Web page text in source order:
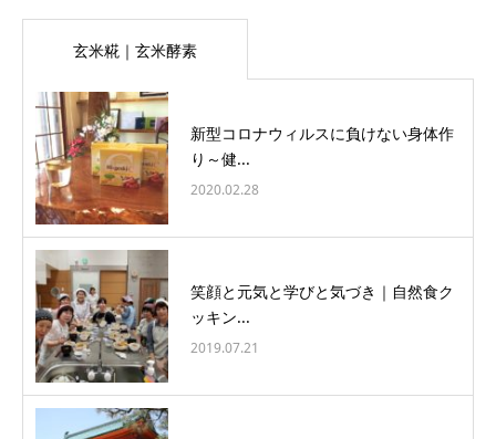
玄米糀｜玄米酵素
新型コロナウィルスに負けない身体作
り～健...
2020.02.28
笑顔と元気と学びと気づき｜自然食ク
ッキン...
2019.07.21